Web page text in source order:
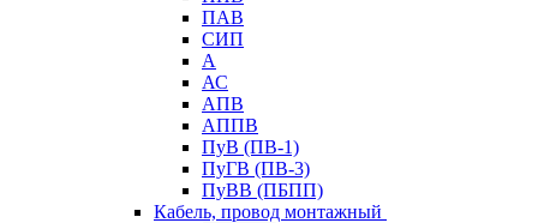
ПАВ
СИП
А
АС
АПВ
АППВ
ПуВ (ПВ-1)
ПуГВ (ПВ-3)
ПуВВ (ПБПП)
Кабель, провод монтажный